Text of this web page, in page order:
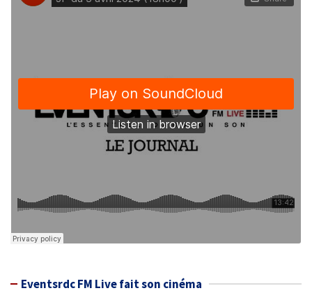
Eventsrdc FM Live fait son cinéma